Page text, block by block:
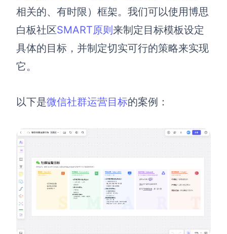
敏捷实践
ER图
UML图
AI创作
相关的、有时限）框架。我们可以使用博思
白板社区SMART原则 来制定目标模板设定
具体的目标，并制定切实可行的策略来实现
它。
以下是微信社群运营目标的案例：